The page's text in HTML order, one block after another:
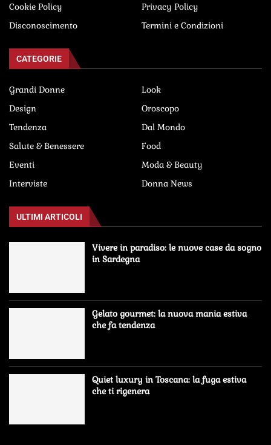
Cookie Policy
Privacy Policy
Disconoscimento
Termini e Condizioni
CATEGORIE
Grandi Donne
Look
Design
Oroscopo
Tendenza
Dal Mondo
Salute & Benessere
Food
Eventi
Moda & Beauty
Interviste
Donna News
ULTIMI ARTICOLI
Vivere in paradiso: le nuove case da sogno
in Sardegna
Gelato gourmet: la nuova mania estiva
che fa tendenza
Quiet luxury in Toscana: la fuga estiva
che ti rigenera